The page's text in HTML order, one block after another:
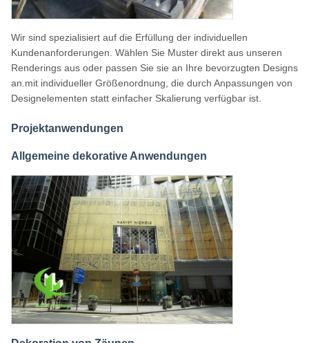
Wir sind spezialisiert auf die Erfüllung der individuellen
Kundenanforderungen. Wählen Sie Muster direkt aus unseren
Renderings aus oder passen Sie sie an Ihre bevorzugten Designs
an.mit individueller Größenordnung, die durch Anpassungen von
Designelementen statt einfacher Skalierung verfügbar ist.
Projektanwendungen
Allgemeine dekorative Anwendungen